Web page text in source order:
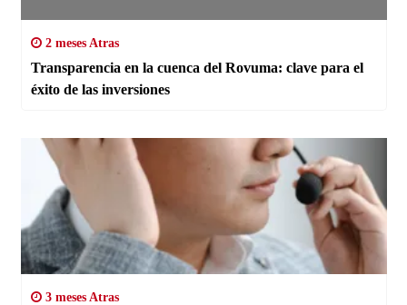
2 meses Atras
Transparencia en la cuenca del Rovuma: clave para el
éxito de las inversiones
3 meses Atras